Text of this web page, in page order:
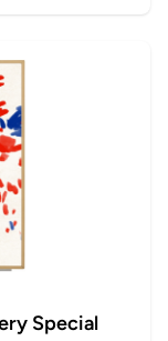
Special